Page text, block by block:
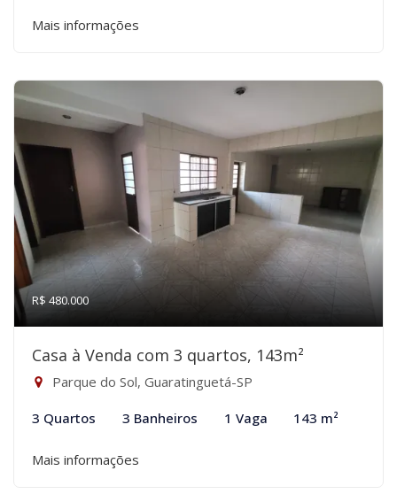
Mais informações
R$ 480.000
Casa à Venda com 3 quartos, 143m²
Parque do Sol, Guaratinguetá-SP
3 Quartos 3 Banheiros 1 Vaga 143 m²
Mais informações